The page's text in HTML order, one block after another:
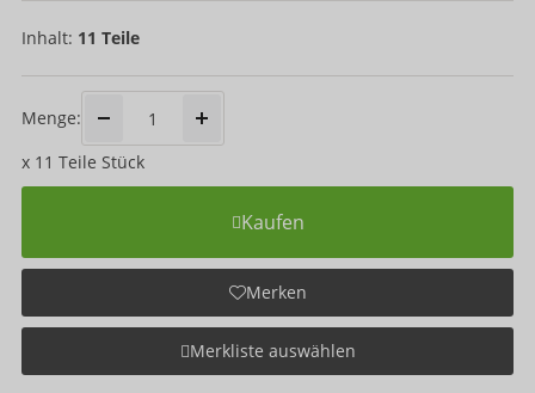
Inhalt: 11 Teile
Menge:
x 11 Teile Stück
Kaufen
Merken
Merkliste auswählen